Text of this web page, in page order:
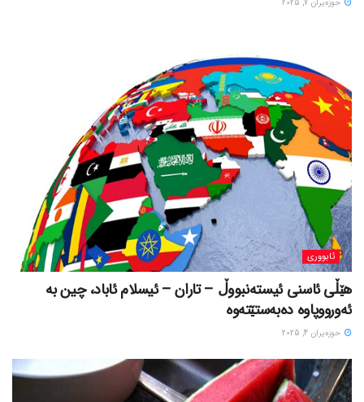
حوزه‌یران 7, 2025
ئابووری
هێڵی ئاسنی ئیستەنبووڵ – تاران – ئیسلام ئاباد، چین بە
ئەورووپاوە دەبەستێتەوە
حوزه‌یران 4, 2025